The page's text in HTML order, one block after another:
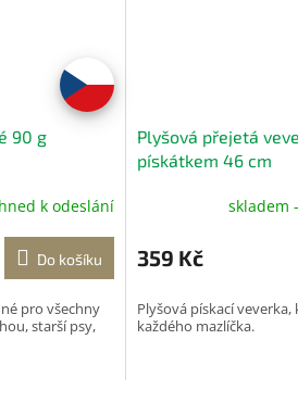
90 g
k odeslání
Do košíku
pro všechny
starší psy,
Plyšová přejetá
pískátkem 46 cm
skladem
359 Kč
Plyšová pískací veverka,
každého mazlíčka.